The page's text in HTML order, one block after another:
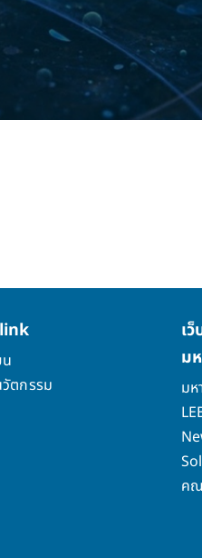
link
ตกรรม
เ
ม
ม
ค